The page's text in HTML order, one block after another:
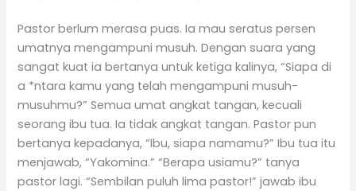
Pastor berlum merasa puas. Ia mau seratus persen
umatnya mengampuni musuh. Dengan suara yang
sangat kuat ia bertanya untuk ketiga kalinya, “Siapa di
a *ntara kamu yang telah mengampuni musuh-
musuhmu?” Semua umat angkat tangan, kecuali
seorang ibu tua. Ia tidak angkat tangan. Pastor pun
bertanya kepadanya, “Ibu, siapa namamu?” Ibu tua itu
menjawab, “Yakomina.” “Berapa usiamu?” tanya
pastor lagi. “Sembilan puluh lima pastor!” jawab ibu